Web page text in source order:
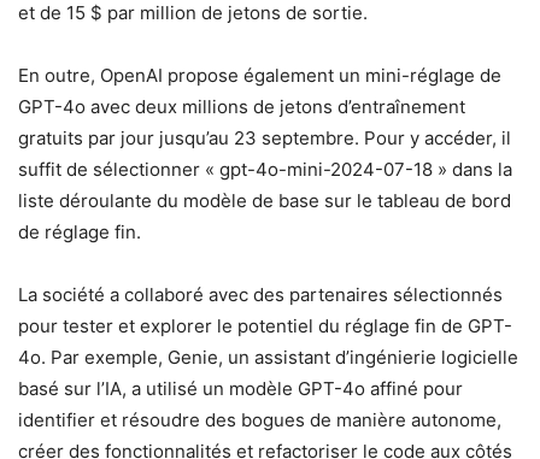
et de 15 $ par million de jetons de sortie.
En outre, OpenAI propose également un mini-réglage de
GPT-4o avec deux millions de jetons d’entraînement
gratuits par jour jusqu’au 23 septembre. Pour y accéder, il
suffit de sélectionner « gpt-4o-mini-2024-07-18 » dans la
liste déroulante du modèle de base sur le tableau de bord
de réglage fin.
La société a collaboré avec des partenaires sélectionnés
pour tester et explorer le potentiel du réglage fin de GPT-
4o. Par exemple, Genie, un assistant d’ingénierie logicielle
basé sur l’IA, a utilisé un modèle GPT-4o affiné pour
identifier et résoudre des bogues de manière autonome,
créer des fonctionnalités et refactoriser le code aux côtés